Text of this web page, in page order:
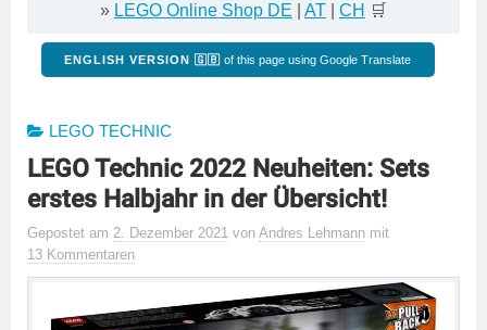
» LEGO Online Shop DE AT CH 🛒
ENGLISH VERSION 🇬🇧 of this page using Google Translate
LEGO TECHNIC
LEGO Technic 2022 Neuheiten: Sets
erstes Halbjahr in der Übersicht!
Gepostet am 2. Dezember 2021 von Andres Lehmann mit
13 Kommentaren